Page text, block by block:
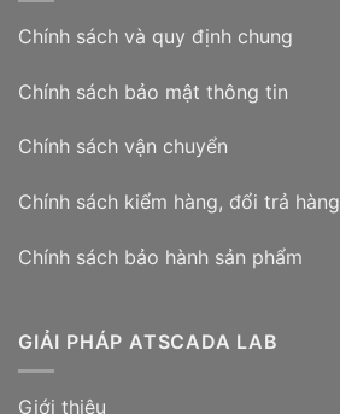
Chính sách và quy định chung
Chính sách bảo mật thông tin
Chính sách vận chuyển
Chính sách kiểm hàng, đổi trả hàng
Chính sách bảo hành sản phẩm
GIẢI PHÁP ATSCADA LAB
Giới thiệu